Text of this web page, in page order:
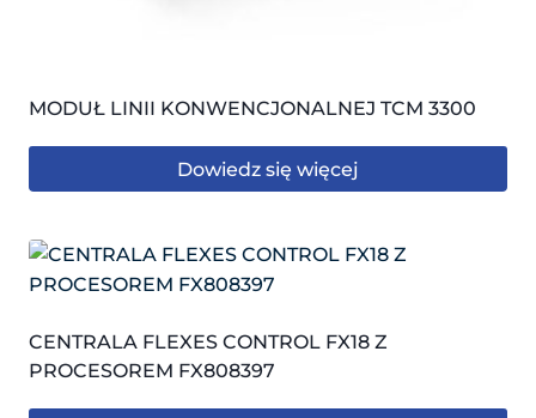
MODUŁ LINII KONWENCJONALNEJ TCM 3300
Dowiedz się więcej
CENTRALA FLEXES CONTROL FX18 Z
PROCESOREM FX808397